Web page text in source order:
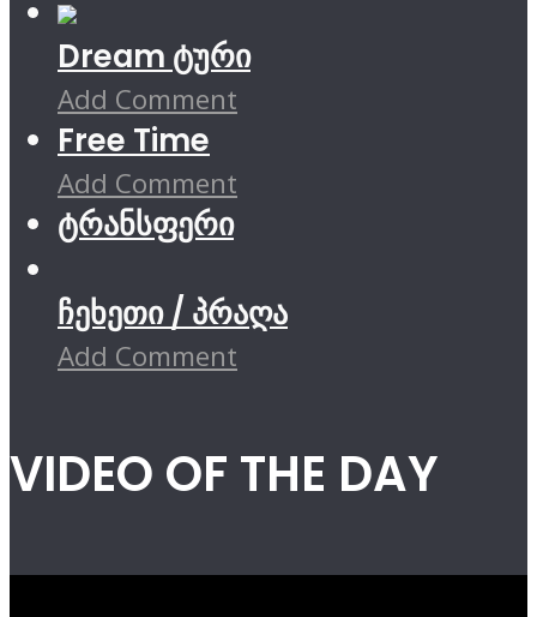
Dream ტური
Add Comment
Free Time
Add Comment
ტრანსფერი
ჩეხეთი / პრაღა
Add Comment
VIDEO OF THE DAY